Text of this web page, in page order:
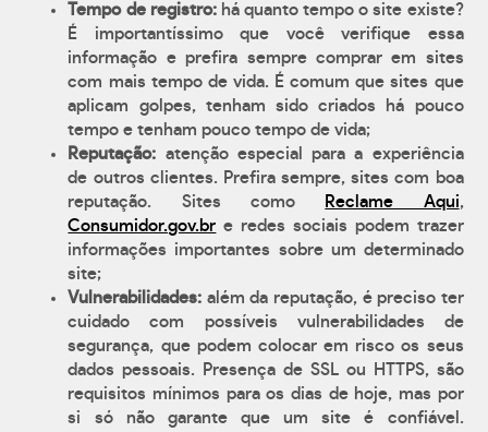
Tempo de registro:há quanto tempo o site existe?
É importantíssimo que você verifique essa
informação e prefira sempre comprar em sites
com mais tempo de vida. É comum que sites que
aplicam golpes, tenham sido criados há pouco
tempo e tenham pouco tempo de vida;
Reputação: atenção especial para a experiência
de outros clientes. Prefira sempre, sites com boa
reputação. Sites como
Reclame Aqui,
Consumidor.gov.br e redes sociais podem trazer
informações importantes sobre um determinado
site;
Vulnerabilidades: além da reputação, é preciso ter
cuidado com possíveis vulnerabilidades de
segurança, que podem colocar em risco os seus
dados pessoais. Presença de SSL ou HTTPS, são
requisitos mínimos para os dias de hoje, mas por
si só não garante que um site é confiável.